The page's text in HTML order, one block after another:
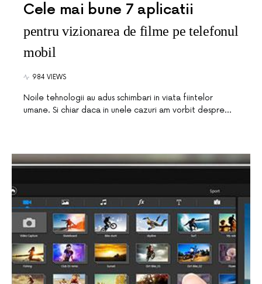
Cele mai bune 7 aplicatii
pentru vizionarea de filme pe telefonul
mobil
984 VIEWS
Noile tehnologii au adus schimbari in viata fiintelor
umane. Si chiar daca in unele cazuri am vorbit despre…